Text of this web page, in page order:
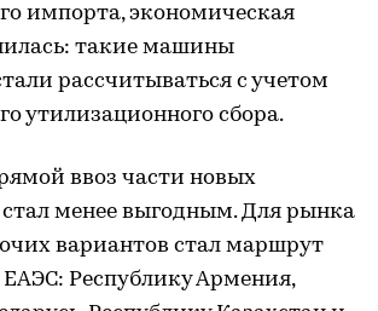
импорта, экономическая
такие машины
рассчитываться с учетом
утилизационного сбора.
ввоз части новых
менее выгодным. Для рынка
вариантов стал маршрут
Республику Армения,